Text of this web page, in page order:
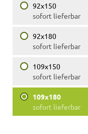
92x150
sofort lieferbar
92x180
sofort lieferbar
109x150
sofort lieferbar
109x180
sofort lieferbar